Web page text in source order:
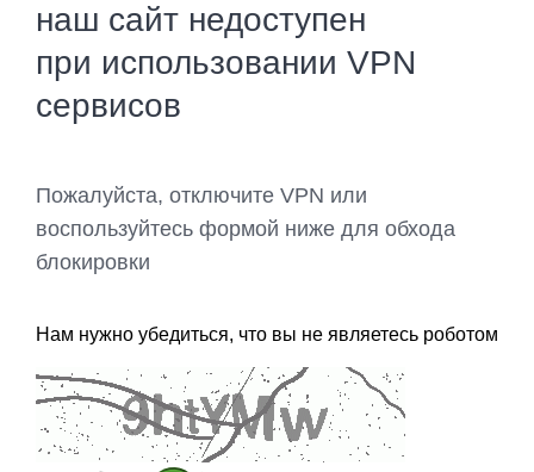
наш сайт недоступен
при использовании VPN
сервисов
Пожалуйста, отключите VPN или
воспользуйтесь формой ниже для обхода
блокировки
Нам нужно убедиться, что вы не являетесь роботом